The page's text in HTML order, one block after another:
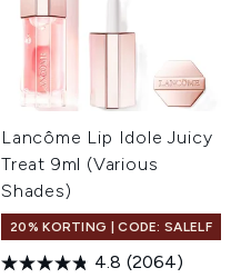
Lancôme Lip Idole Juicy
Treat 9ml (Various
Shades)
20% KORTING | CODE: SALELF
4.8 (2064)